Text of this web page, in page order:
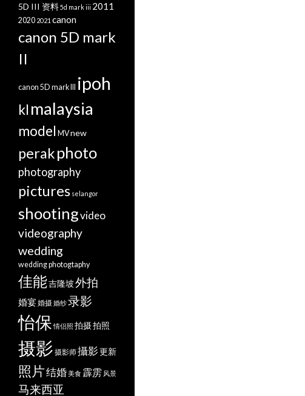
5D III 资料5d mark iii 2011
2020 2021 canon
canon 5D mark
II
canon 5D mark III ipoh
kl malaysia
model MVnew
perakphoto
photography
pictures selangor
shootingvideo
videography
wedding
wedding photogtaphy
佳能吉隆坡外拍
婚宴婚摄婚纱录影
怡保 情侣照 拍摄拍照
摄影 摄影师攝影更新
照片结婚美食 霹雳 风景
马来西亚